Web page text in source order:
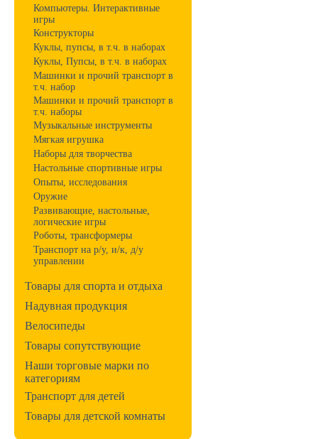
Компьютеры. Интерактивные
игры
Конструкторы
Куклы, пупсы, в т.ч. в наборах
Куклы, Пупсы, в т.ч. в наборах
Машинки и прочий транспорт в
т.ч. набор
Машинки и прочий транспорт в
т.ч. наборы
Музыкальные инструменты
Мягкая игрушка
Наборы для творчества
Настольные спортивные игры
Опыты, исследования
Оружие
Развивающие, настольные,
логические игры
Роботы, трансформеры
Транспорт на р/у, и/к, д/у
управлении
Товары для спорта и отдыха
Надувная продукция
Велосипеды
Товары сопутствующие
Наши торговые марки по
категориям
Транспорт для детей
Товары для детской комнаты